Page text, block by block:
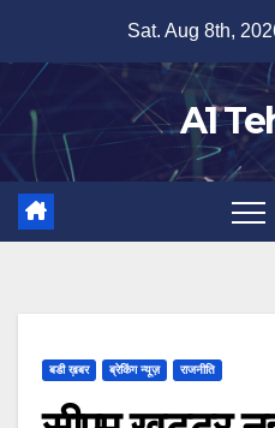
content
Sat. Aug 8th,
A1
बडी ख़बर ब्रेकिंग न्यूज़ राजनीति